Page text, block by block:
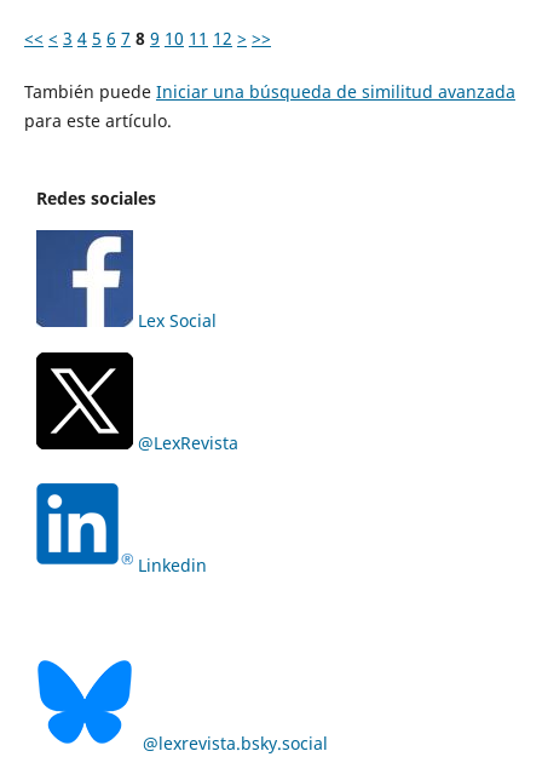
<< < 3 4 5 6 7 8 9 10 11 12 > >>
También puede Iniciar una búsqueda de similitud avanzada
para este artículo.
Redes sociales
Lex Social
@LexRevista
Linkedin
@lexrevista.bsky.social